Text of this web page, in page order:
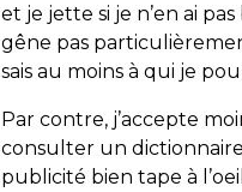
et je jette si je n’en ai
gêne pas
sais au moins à qui je
Par contre, j’accepte
consulter un
publicité bien tape à